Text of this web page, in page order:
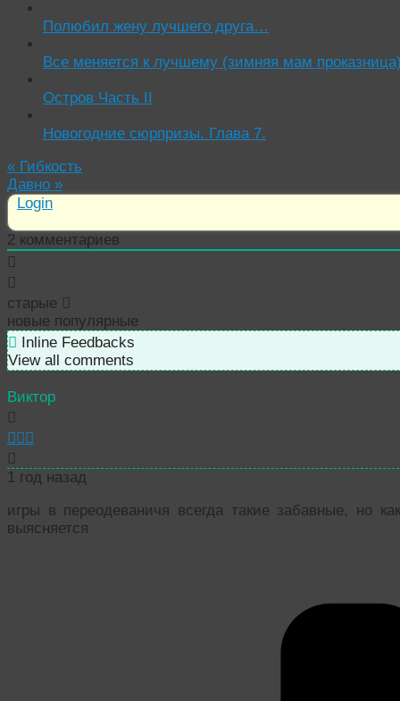
Полюбил жену лучшего друга…
Все меняется к лучшему (зимняя мам
Остров Часть ІІ
Новогодние сюрпризы. Глава 7.
« Гибкость
Давно »
Login
2 комментариев
старые
новые популярные
Inline Feedbacks
View all comments
Виктор
1 год назад
игры в переодеваничя всегда такие забавные, но
выясняется